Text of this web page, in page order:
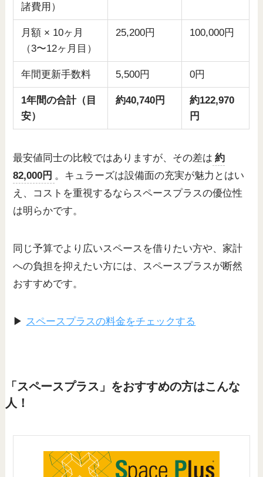
諸費用）
月額 × 10ヶ月
（3〜12ヶ月目）
25,200円 100,000円
年間更新手数料 5,500円 0円
1年間の合計（目
安）
約40,740円
約122,970
円
最安値同士の比較ではありますが、その差は 約
82,000円 。キュラーズは設備面の充実が魅力とはい
え、コストを重視するならスペースプラスの優位性
は明らかです。
同じ予算でより広いスペースを借りたい方や、家計
への負担を抑えたい方には、スペースプラスが断然
おすすめです。
▶ スペースプラスの料金をチェックする
「スペースプラス」をおすすめの方はこんな
人！